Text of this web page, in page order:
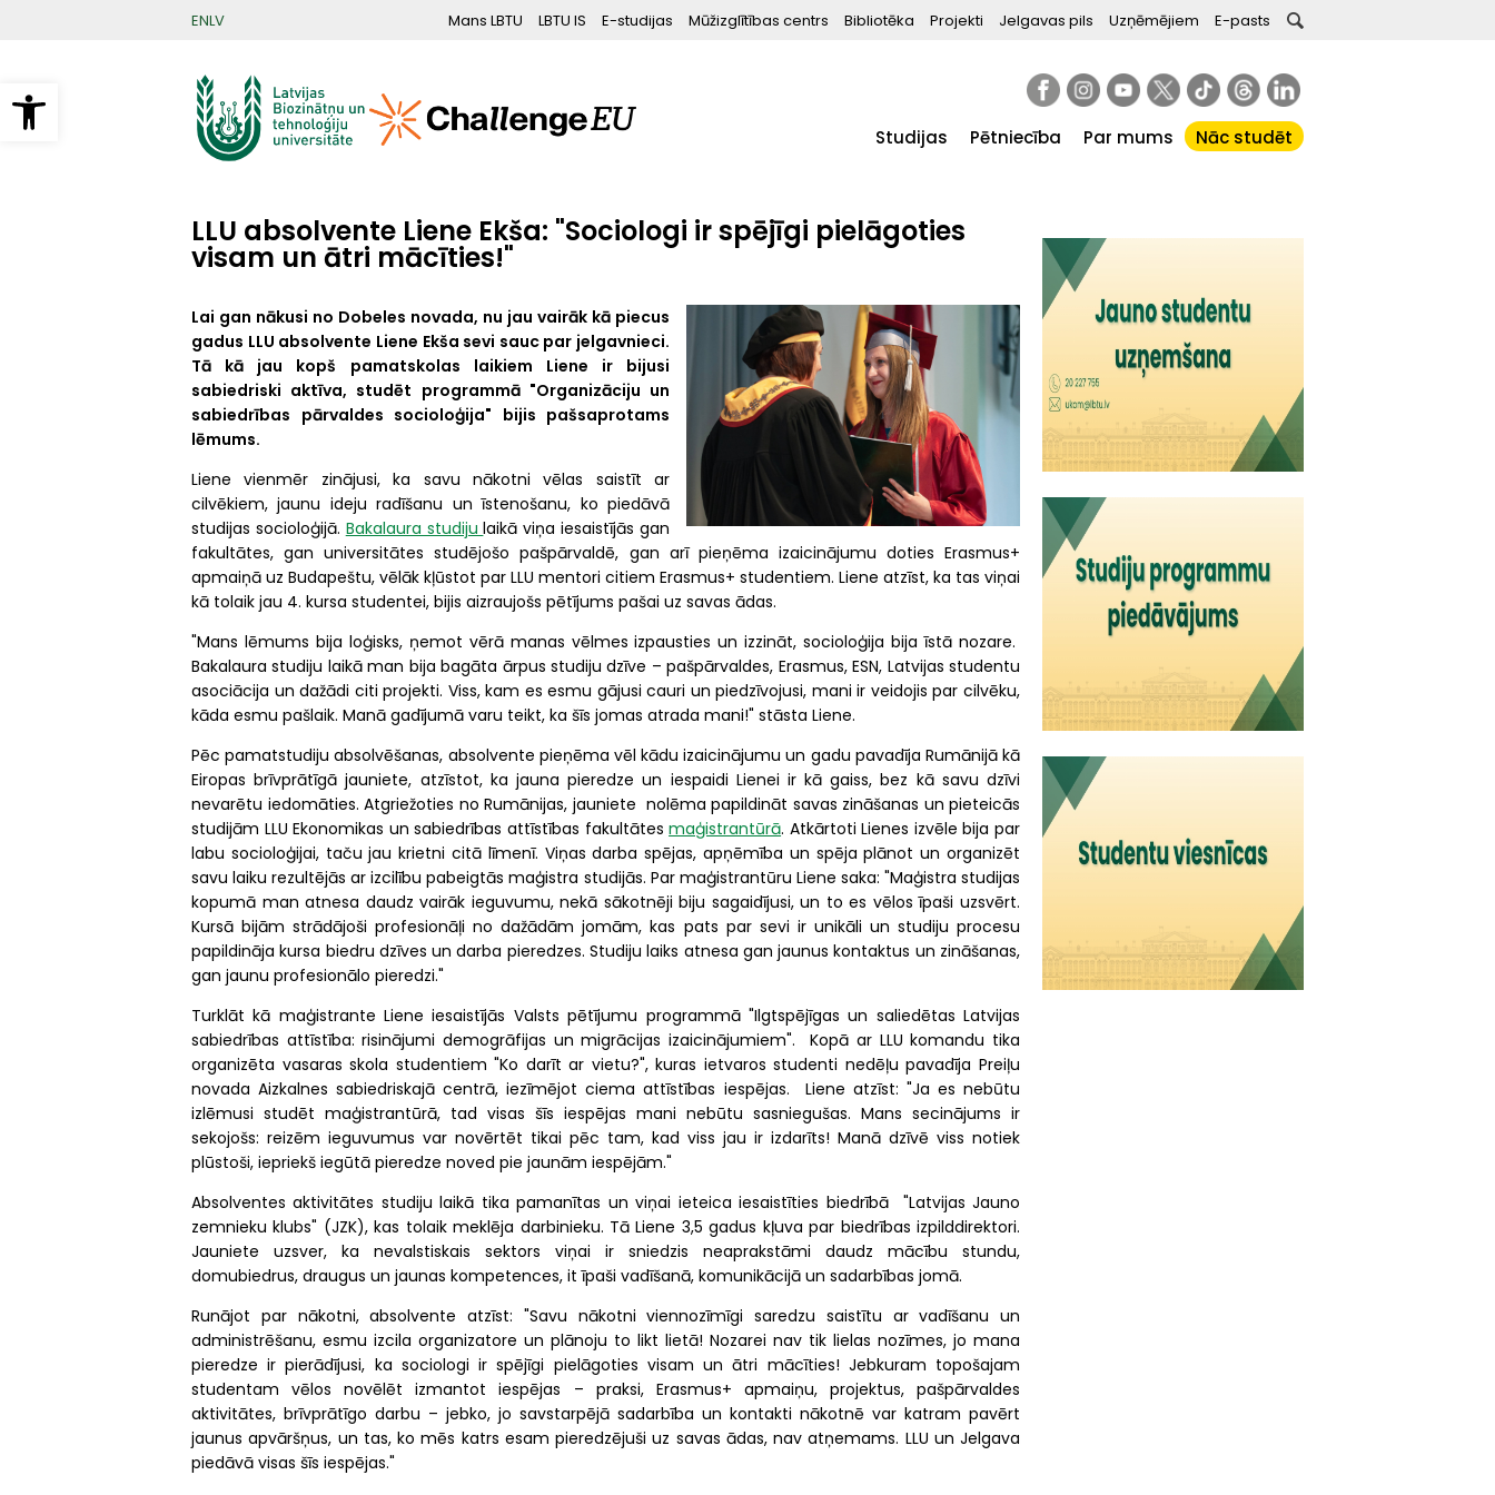
Open toolbar
ENLV Mans LBTU LBTU IS E-studijas Mūžizglītības centrs Bibliotēka Projekti Jelgavas pils Uzņēmējiem E-pasts
Studijas Pētniecība Par mums Nāc studēt
LLU absolvente Liene Ekša: "Sociologi ir spējīgi pielāgoties
visam un ātri mācīties!"
Lai gan nākusi no Dobeles novada, nu jau vairāk kā piecus
gadus LLU absolvente Liene Ekša sevi sauc par jelgavnieci.
Tā kā jau kopš pamatskolas laikiem Liene ir bijusi
sabiedriski aktīva, studēt programmā "Organizāciju un
sabiedrības pārvaldes socioloģija" bijis pašsaprotams
lēmums.
Liene vienmēr zinājusi, ka savu nākotni vēlas saistīt ar
cilvēkiem, jaunu ideju radīšanu un īstenošanu, ko piedāvā
studijas socioloģijā. Bakalaura studijulaikā viņa iesaistījās gan
fakultātes, gan universitātes studējošo pašpārvaldē, gan arī pieņēma izaicinājumu doties Erasmus+
apmaiņā uz Budapeštu, vēlāk kļūstot par LLU mentori citiem Erasmus+ studentiem. Liene atzīst, ka tas viņai
kā tolaik jau 4. kursa studentei, bijis aizraujošs pētījums pašai uz savas ādas.
"Mans lēmums bija loģisks, ņemot vērā manas vēlmes izpausties un izzināt, socioloģija bija īstā nozare.
Bakalaura studiju laikā man bija bagāta ārpus studiju dzīve – pašpārvaldes, Erasmus, ESN, Latvijas studentu
asociācija un dažādi citi projekti. Viss, kam es esmu gājusi cauri un piedzīvojusi, mani ir veidojis par cilvēku,
kāda esmu pašlaik. Manā gadījumā varu teikt, ka šīs jomas atrada mani!" stāsta Liene.
Pēc pamatstudiju absolvēšanas, absolvente pieņēma vēl kādu izaicinājumu un gadu pavadīja Rumānijā kā
Eiropas brīvprātīgā jauniete, atzīstot, ka jauna pieredze un iespaidi Lienei ir kā gaiss, bez kā savu dzīvi
nevarētu iedomāties. Atgriežoties no Rumānijas, jauniete nolēma papildināt savas zināšanas un pieteicās
studijām LLU Ekonomikas un sabiedrības attīstības fakultātesmaģistrantūrā. Atkārtoti Lienes izvēle bija par
labu socioloģijai, taču jau krietni citā līmenī. Viņas darba spējas, apņēmība un spēja plānot un organizēt
savu laiku rezultējās ar izcilību pabeigtās maģistra studijās. Par maģistrantūru Liene saka: "Maģistra studijas
kopumā man atnesa daudz vairāk ieguvumu, nekā sākotnēji biju sagaidījusi, un to es vēlos īpaši uzsvērt.
Kursā bijām strādājoši profesionāļi no dažādām jomām, kas pats par sevi ir unikāli un studiju procesu
papildināja kursa biedru dzīves un darba pieredzes. Studiju laiks atnesa gan jaunus kontaktus un zināšanas,
gan jaunu profesionālo pieredzi."
Turklāt kā maģistrante Liene iesaistījās Valsts pētījumu programmā "Ilgtspējīgas un saliedētas Latvijas
sabiedrības attīstība: risinājumi demogrāfijas un migrācijas izaicinājumiem". Kopā ar LLU komandu tika
organizēta vasaras skola studentiem "Ko darīt ar vietu?", kuras ietvaros studenti nedēļu pavadīja Preiļu
novada Aizkalnes sabiedriskajā centrā, iezīmējot ciema attīstības iespējas. Liene atzīst: "Ja es nebūtu
izlēmusi studēt maģistrantūrā, tad visas šīs iespējas mani nebūtu sasniegušas. Mans secinājums ir
sekojošs: reizēm ieguvumus var novērtēt tikai pēc tam, kad viss jau ir izdarīts! Manā dzīvē viss notiek
plūstoši, iepriekš iegūtā pieredze noved pie jaunām iespējām."
Absolventes aktivitātes studiju laikā tika pamanītas un viņai ieteica iesaistīties biedrībā "Latvijas Jauno
zemnieku klubs" (JZK), kas tolaik meklēja darbinieku. Tā Liene 3,5 gadus kļuva par biedrības izpilddirektori.
Jauniete uzsver, ka nevalstiskais sektors viņai ir sniedzis neaprakstāmi daudz mācību stundu,
domubiedrus, draugus un jaunas kompetences, it īpaši vadīšanā, komunikācijā un sadarbības jomā.
Runājot par nākotni, absolvente atzīst: "Savu nākotni viennozīmīgi saredzu saistītu ar vadīšanu un
administrēšanu, esmu izcila organizatore un plānoju to likt lietā! Nozarei nav tik lielas nozīmes, jo mana
pieredze ir pierādījusi, ka sociologi ir spējīgi pielāgoties visam un ātri mācīties! Jebkuram topošajam
studentam vēlos novēlēt izmantot iespējas – praksi, Erasmus+ apmaiņu, projektus, pašpārvaldes
aktivitātes, brīvprātīgo darbu – jebko, jo savstarpējā sadarbība un kontakti nākotnē var katram pavērt
jaunus apvāršņus, un tas, ko mēs katrs esam pieredzējuši uz savas ādas, nav atņemams. LLU un Jelgava
piedāvā visas šīs iespējas."